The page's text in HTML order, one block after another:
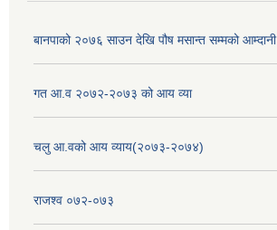
बानपाको २०७६ साउन देखि पौष मसान्त सम्मको आम्दानी
गत आ.व २०७२-२०७३ को आय व्या
चलु आ.वको आय व्याय(२०७३-२०७४)
राजश्व ०७२-०७३